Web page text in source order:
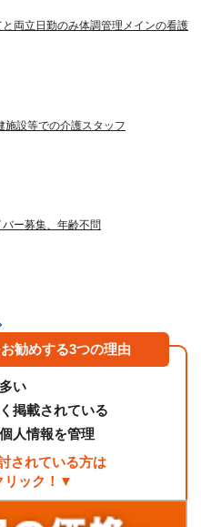
両立日勤のみ体調管理メインの看護
施設等での介護スタッフ
ー募集、年齢不問
勧めする3つの理由
い
掲載されている
人情報を管理
されている方は
リック！▼